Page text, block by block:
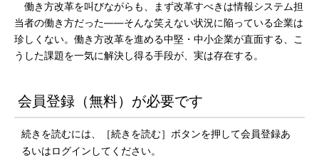
働き方改革を叫びながらも、まず改革すべきは情報システム担
当者の働き方だった――そんな笑えない状況に陥っている企業は
珍しくない。働き方改革を進める中堅・中小企業が直面する、こ
うした課題を一気に解決し得る手段が、実は存在する。
会員登録（無料）が必要です
続きを読むには、［続きを読む］ボタンを押して会員登録あ
るいはログインしてください。